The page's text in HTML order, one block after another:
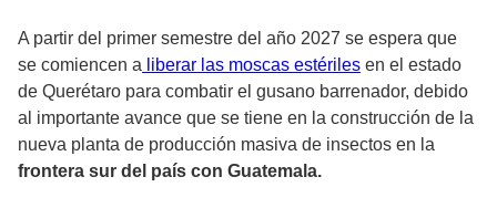
A partir del primer semestre del año 2027 se espera que
se comiencen a liberar las moscas estériles en el estado
de Querétaro para combatir el gusano barrenador, debido
al importante avance que se tiene en la construcción de la
nueva planta de producción masiva de insectos en la
frontera sur del país con Guatemala.